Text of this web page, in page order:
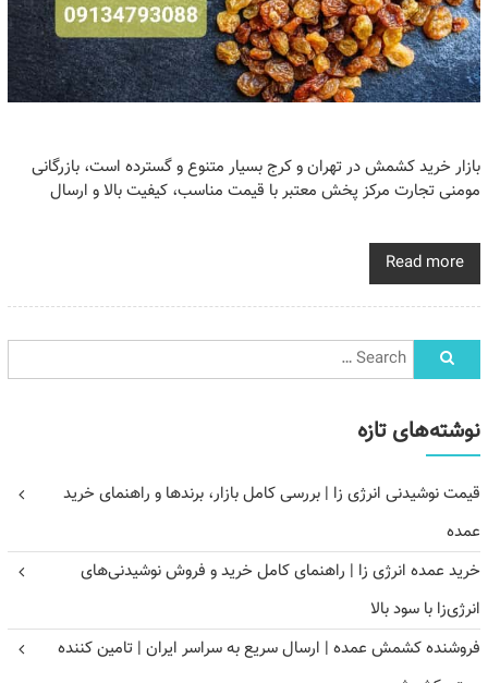
بازار خرید کشمش در تهران و کرج بسیار متنوع و گسترده است، بازرگانی
مومنی تجارت مرکز پخش معتبر با قیمت مناسب، کیفیت بالا و ارسال
Read more
نوشته‌های تازه
قیمت نوشیدنی انرژی زا | بررسی کامل بازار، برندها و راهنمای خرید
عمده
خرید عمده انرژی زا | راهنمای کامل خرید و فروش نوشیدنی‌های
انرژی‌زا با سود بالا
فروشنده کشمش عمده | ارسال سریع به سراسر ایران | تامین کننده